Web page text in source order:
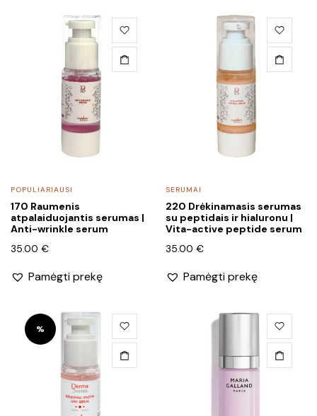
POPULIARIAUSI
170 Raumenis
atpalaiduojantis serumas |
Anti-wrinkle serum
35.00 €
Pamėgti prekę
SERUMAI
220 Drėkinamasis serumas
su peptidais ir hialuronu |
Vita-active peptide serum
35.00 €
Pamėgti prekę
%
This
product
has
multiple
This
product
has
multiple